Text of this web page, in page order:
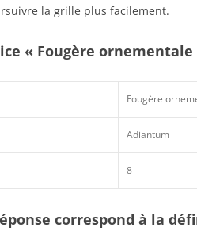
la grille plus facilement.
« Fougère ornementale
Fougère
Adiantum
8
correspond à la